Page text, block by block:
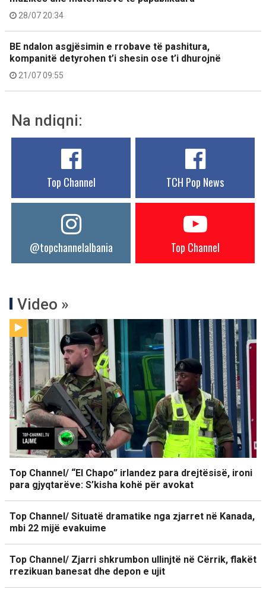
28/07 20:34
BE ndalon asgjësimin e rrobave të pashitura,
kompanitë detyrohen t’i shesin ose t’i dhurojnë
21/07 09:55
Na ndiqni:
Top Channel TCH Pop News
@topchannelalbania Top Channel
Video »
Top Channel/ “El Chapo” irlandez para drejtësisë, ironi
para gjyqtarëve: S’kisha kohë për avokat
Top Channel/ Situatë dramatike nga zjarret në Kanada,
mbi 22 mijë evakuime
Top Channel/ Zjarri shkrumbon ullinjtë në Cërrik, flakët
rrezikuan banesat dhe depon e ujit